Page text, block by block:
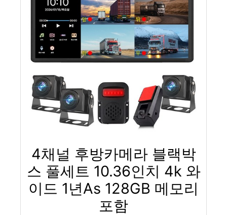
4채널 후방카메라 블랙박
스 풀세트 10.36인치 4k 와
이드 1년As 128GB 메모리
포함